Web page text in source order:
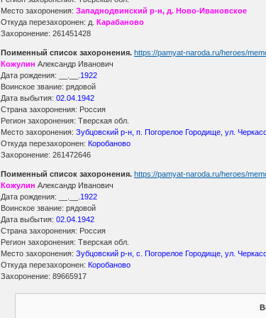
Место захоронения:Западнодвинский р-н, д. Ново-Ивановское
Откуда перезахоронен: д. Карабаново
Захоронение: 261451428
Поименный список захоронения. https://pamyat-naroda.ru/heroes/
КожулинАлександр Иванович
Дата рождения: __.__.1922
Воинское звание: рядовой
Дата выбытия:02.04.1942
Страна захоронения: Россия
Регион захоронения: Тверская обл.
Место захоронения:Зубцовский р-н, п. Погорелое Городище, ул.
Откуда перезахоронен: Коробаново
Захоронение: 261472646
Поименный список захоронения. https://pamyat-naroda.ru/heroes/
Кожулин Александр Иванович
Дата рождения: __.__.1922
Воинское звание: рядовой
Дата выбытия:02.04.1942
Страна захоронения: Россия
Регион захоронения: Тверская обл.
Место захоронения:Зубцовский р-н, с. Погорелое Городище, ул.
Откуда перезахоронен: Коробаново
Захоронение: 89665917